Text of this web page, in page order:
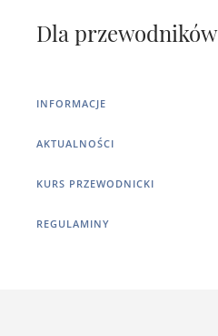
Dla przewodników
INFORMACJE
AKTUALNOŚCI
KURS PRZEWODNICKI
REGULAMINY